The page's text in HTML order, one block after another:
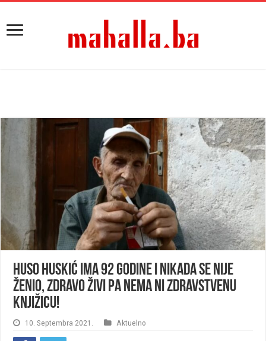
Huso Huskić ima 92 godine i nikada se nije
ženio, zdravo živi pa nema ni zdravstvenu
knjižicu!
10. Septembra 2021. Aktuelno